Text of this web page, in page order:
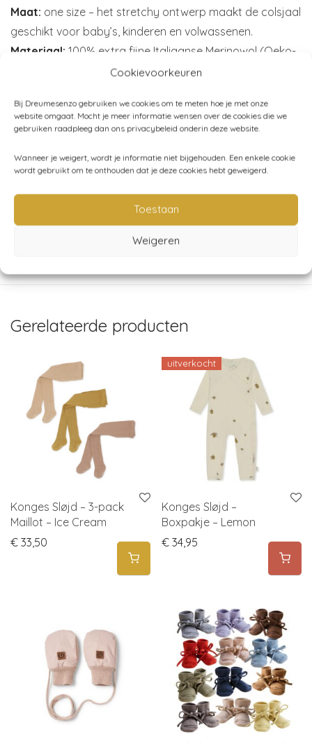
Cookievoorkeuren
Bij Dreumesenzo gebruiken we cookies om te meten hoe je met onze
website omgaat. Mocht je meer informatie wensen over de cookies die we
gebruiken raadpleeg dan ons privacybeleid onderin deze website.
Wanneer je weigert, wordt je informatie niet bijgehouden. Een enkele cookie
wordt gebruikt om te onthouden dat je deze cookies hebt geweigerd.
Toestaan
Weigeren
Maat: one size – het stretchy ontwerp maakt de colsjaal
geschikt voor baby’s, kinderen en volwassenen.
Materiaal: 100% extra fijne Italiaanse Merinowol (Oeko-
tex gecertificeerd, zonder muilezels)
afgewerkt in een sociale werkplaats.
Merk:Hvid
Artikelnummer:N/B
,Kind (86-116)
Mutsen - sjaals - handschoenen
Gerelateerde producten
Konges Sløjd – 3-pack
Maillot – Ice Cream
€ 33,50
uitverkocht
Konges Sløjd –
Boxpakje – Lemon
€ 34,95